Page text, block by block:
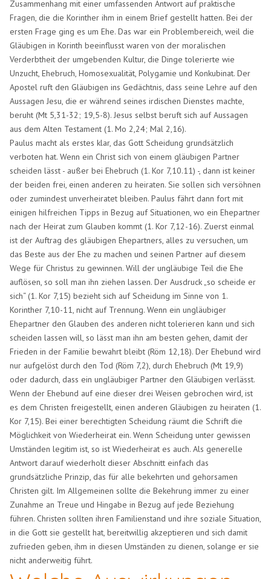
Zusammenhang mit einer umfassenden Antwort auf praktische
Fragen, die die Korinther ihm in einem Brief gestellt hatten. Bei der
ersten Frage ging es um Ehe. Das war ein Problembereich, weil die
Gläubigen in Korinth beeinflusst waren von der moralischen
Verderbtheit der umgebenden Kultur, die Dinge tolerierte wie
Unzucht, Ehebruch, Homosexualität, Polygamie und Konkubinat. Der
Apostel ruft den Gläubigen ins Gedächtnis, dass seine Lehre auf den
Aussagen Jesu, die er während seines irdischen Dienstes machte,
beruht (Mt 5,31-32; 19,5-8). Jesus selbst beruft sich auf Aussagen
aus dem Alten Testament (1. Mo 2,24; Mal 2,16).
Paulus macht als erstes klar, das Gott Scheidung grundsätzlich
verboten hat. Wenn ein Christ sich von einem gläubigen Partner
scheiden lässt - außer bei Ehebruch (1. Kor 7,10.11) -, dann ist keiner
der beiden frei, einen anderen zu heiraten. Sie sollen sich versöhnen
oder zumindest unverheiratet bleiben. Paulus fährt dann fort mit
einigen hilfreichen Tipps in Bezug auf Situationen, wo ein Ehepartner
nach der Heirat zum Glauben kommt (1. Kor 7,12-16). Zuerst einmal
ist der Auftrag des gläubigen Ehepartners, alles zu versuchen, um
das Beste aus der Ehe zu machen und seinen Partner auf diesem
Wege für Christus zu gewinnen. Will der ungläubige Teil die Ehe
auflösen, so soll man ihn ziehen lassen. Der Ausdruck „so scheide er
sich“ (1. Kor 7,15) bezieht sich auf Scheidung im Sinne von 1.
Korinther 7,10-11, nicht auf Trennung. Wenn ein ungläubiger
Ehepartner den Glauben des anderen nicht tolerieren kann und sich
scheiden lassen will, so lässt man ihn am besten gehen, damit der
Frieden in der Familie bewahrt bleibt (Röm 12,18). Der Ehebund wird
nur aufgelöst durch den Tod (Röm 7,2), durch Ehebruch (Mt 19,9)
oder dadurch, dass ein ungläubiger Partner den Gläubigen verlässt.
Wenn der Ehebund auf eine dieser drei Weisen gebrochen wird, ist
es dem Christen freigestellt, einen anderen Gläubigen zu heiraten (1.
Kor 7,15). Bei einer berechtigten Scheidung räumt die Schrift die
Möglichkeit von Wiederheirat ein. Wenn Scheidung unter gewissen
Umständen legitim ist, so ist Wiederheirat es auch. Als generelle
Antwort darauf wiederholt dieser Abschnitt einfach das
grundsätzliche Prinzip, das für alle bekehrten und gehorsamen
Christen gilt. Im Allgemeinen sollte die Bekehrung immer zu einer
Zunahme an Treue und Hingabe in Bezug auf jede Beziehung
führen. Christen sollten ihren Familienstand und ihre soziale Situation,
in die Gott sie gestellt hat, bereitwillig akzeptieren und sich damit
zufrieden geben, ihm in diesen Umständen zu dienen, solange er sie
nicht anderweitig führt.